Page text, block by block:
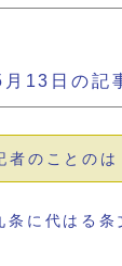
13日の記
者のことのは
条に代はる